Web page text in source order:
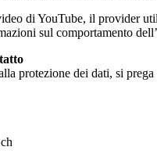
di YouTube, il provider
sul comportamento
protezione dei dati, si prega